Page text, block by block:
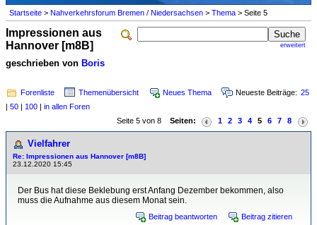
Startseite > Nahverkehrsforum Bremen / Niedersachsen > Thema > Seite 5
erweitert
Impressionen aus
Hannover [m8B]
geschrieben von Boris
Forenliste Themenübersicht Neues Thema Neueste Beiträge: 25
| 50 | 100 | in allen Foren
Seite 5 von 8 Seiten: 1 2 3 4 5 6 7 8
Vielfahrer
Re: Impressionen aus Hannover [m8B]
23.12.2020 15:45
Der Bus hat diese Beklebung erst Anfang Dezember bekommen, also
muss die Aufnahme aus diesem Monat sein.
Beitrag beantworten Beitrag zitieren